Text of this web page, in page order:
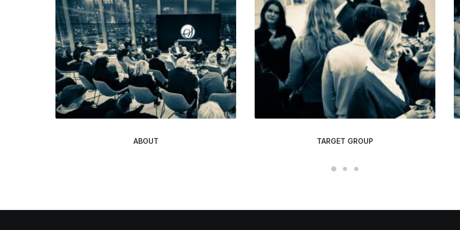
ABOUT TARGET GROUP